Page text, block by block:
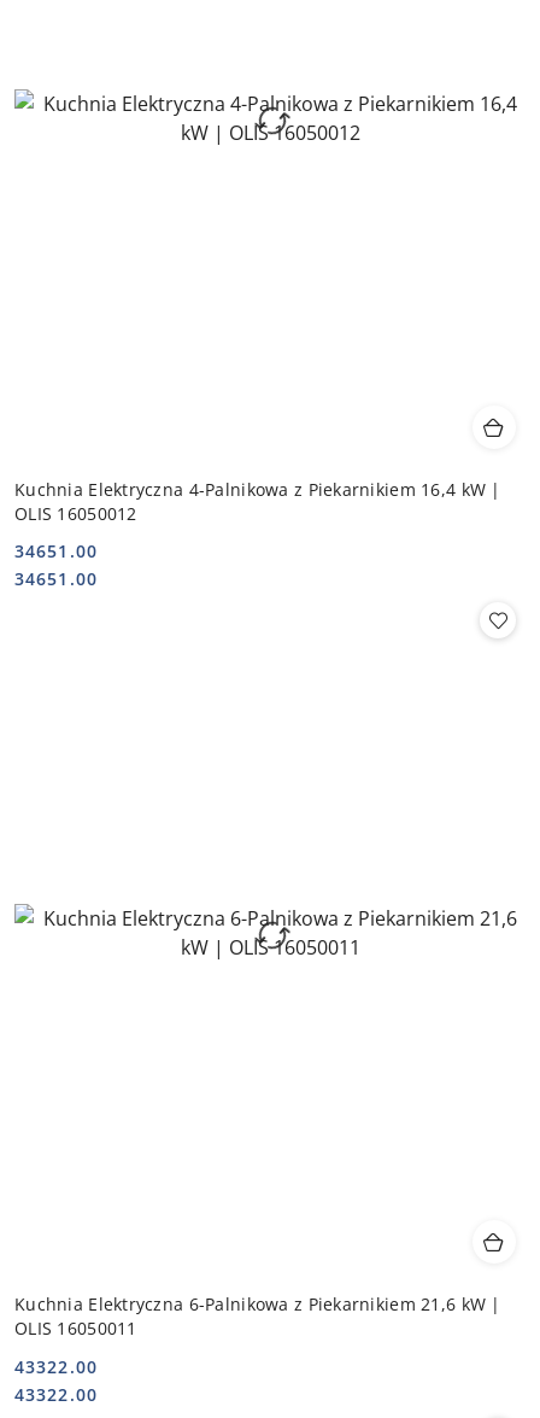
Kuchnia Elektryczna 4-Palnikowa z Piekarnikiem 16,4 kW |
OLIS 16050012
Cena:
34651.00
Cena:
34651.00
Kuchnia Elektryczna 6-Palnikowa z Piekarnikiem 21,6 kW |
OLIS 16050011
Cena:
43322.00
Cena:
43322.00